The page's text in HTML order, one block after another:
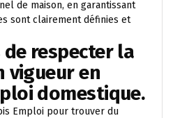
de maison, en garantissant
sont clairement définies et
de respecter la
vigueur en
domestique.
Emploi pour trouver du